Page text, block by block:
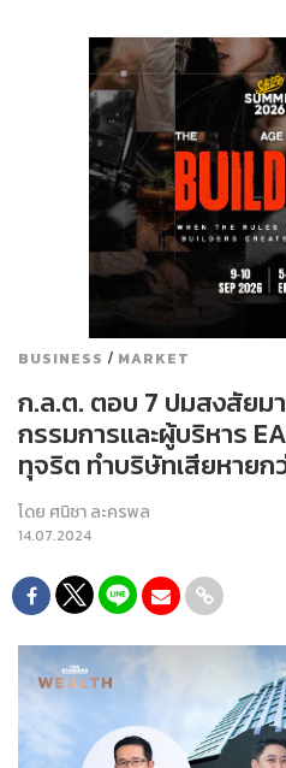
BUSINESS / MARKET
ก.ล.ต. ตอบ 7 ปมสงสัย
กรรมการและผู้บริหาร
ทุจริต ทำบริษัทเสียหายก
โดย ศนิชา ละครพล
14.07.2024